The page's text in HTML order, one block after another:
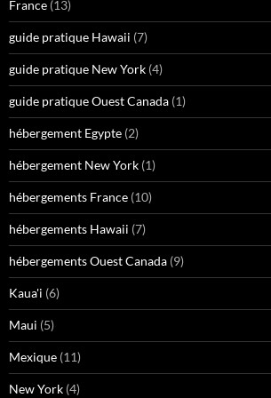
France (13)
guide pratique Hawaii (7)
guide pratique New York (4)
guide pratique Ouest Canada (1)
hébergement Egypte (2)
hébergement New York (1)
hébergements France (10)
hébergements Hawaii (7)
hébergements Ouest Canada (9)
Kaua'i (6)
Maui (5)
Mexique (11)
New York (4)